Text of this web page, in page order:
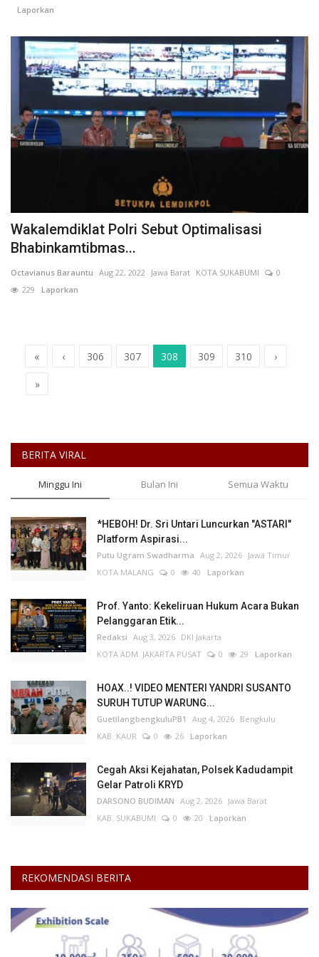
Laporkan
Wakalemdiklat Polri Sebut Optimalisasi
Bhabinkamtibmas...
Octavianus Barauntu Aug 22, 2022 Jawa Barat KOTA SUKABUMI
0
229 Laporkan
« ‹ 306 307 308 309 310 ›
»
BERITA VIRAL
Minggu Ini Bulan Ini Semua Waktu
*HEBOH! Dr. Sri Untari Luncurkan "ASTARI"
Platform Aspirasi...
Putu Ugram Swadharma Aug 2, 2026 Jawa Timur
KOTA MALANG
0 40 Laporkan
Prof. Yanto: Kekeliruan Hukum Acara Bukan
Pelanggaran Etik...
Redaksi Aug 3, 2026 DKI Jakarta
KOTA ADM. JAKARTA PUSAT
0 29 Laporkan
HOAX..! VIDEO MENTERI YANDRI SUSANTO
SURUH TUTUP WARUNG...
GuetilangbengkuluPB1 Aug 4, 2026 Bengkulu
KAB. KAUR
0 26 Laporkan
Cegah Aksi Kejahatan, Polsek Kadudampit
Gelar Patroli KRYD
DARSONO BUDIMAN Aug 2, 2026 Jawa Barat
KAB. SUKABUMI
0 20 Laporkan
REKOMENDASI BERITA